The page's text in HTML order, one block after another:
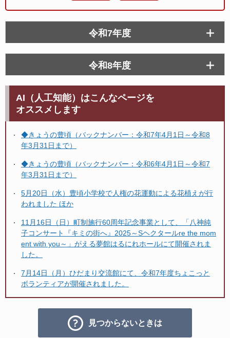
令和7年度
令和8年度
AI（人工知能）はこんなページを
オススメします
◆きょうの豊頃（バックナンバー：令和7年4月1日～令和8
年3月31日まで）
◆きょうの豊頃（バックナンバー：令和6年4月1日～令和7
年3月31日まで）
5月20日（水）豊頃小学校で人権の花運動による花植えが行
われました ほか
11月16日（日）町制施行60周年記念事業として、「八神純
子コンサート『キミの街へ』2025～Sヘクタールre the mom
ent with you～」がえる夢館はるにれホールにて開催されま
した。
7月14日（月）ひだまり交流館にて、令和7年度ちょこっと
ボランティアが開催されました。
見つからないときは